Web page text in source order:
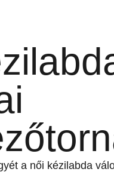
a női kézilabda